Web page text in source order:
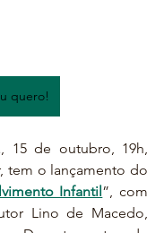
quero!
15 de outubro, 19h,
tem o lançamento do
Infantil ”, com
Lino de Macedo,